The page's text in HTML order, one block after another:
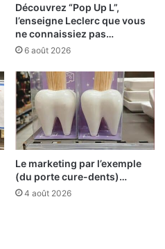
Découvrez “Pop Up L”,
l’enseigne Leclerc que vous
ne connaissiez pas…
6 août 2026
Le marketing par l’exemple
(du porte cure-dents)…
4 août 2026